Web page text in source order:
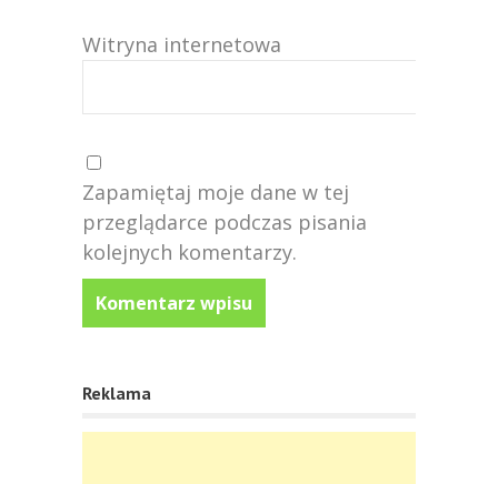
Witryna internetowa
Zapamiętaj moje dane w tej
przeglądarce podczas pisania
kolejnych komentarzy.
Reklama